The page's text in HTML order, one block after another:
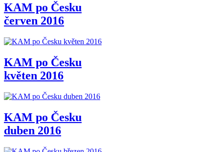
KAM po Česku
červen 2016
KAM po Česku
květen 2016
KAM po Česku
duben 2016